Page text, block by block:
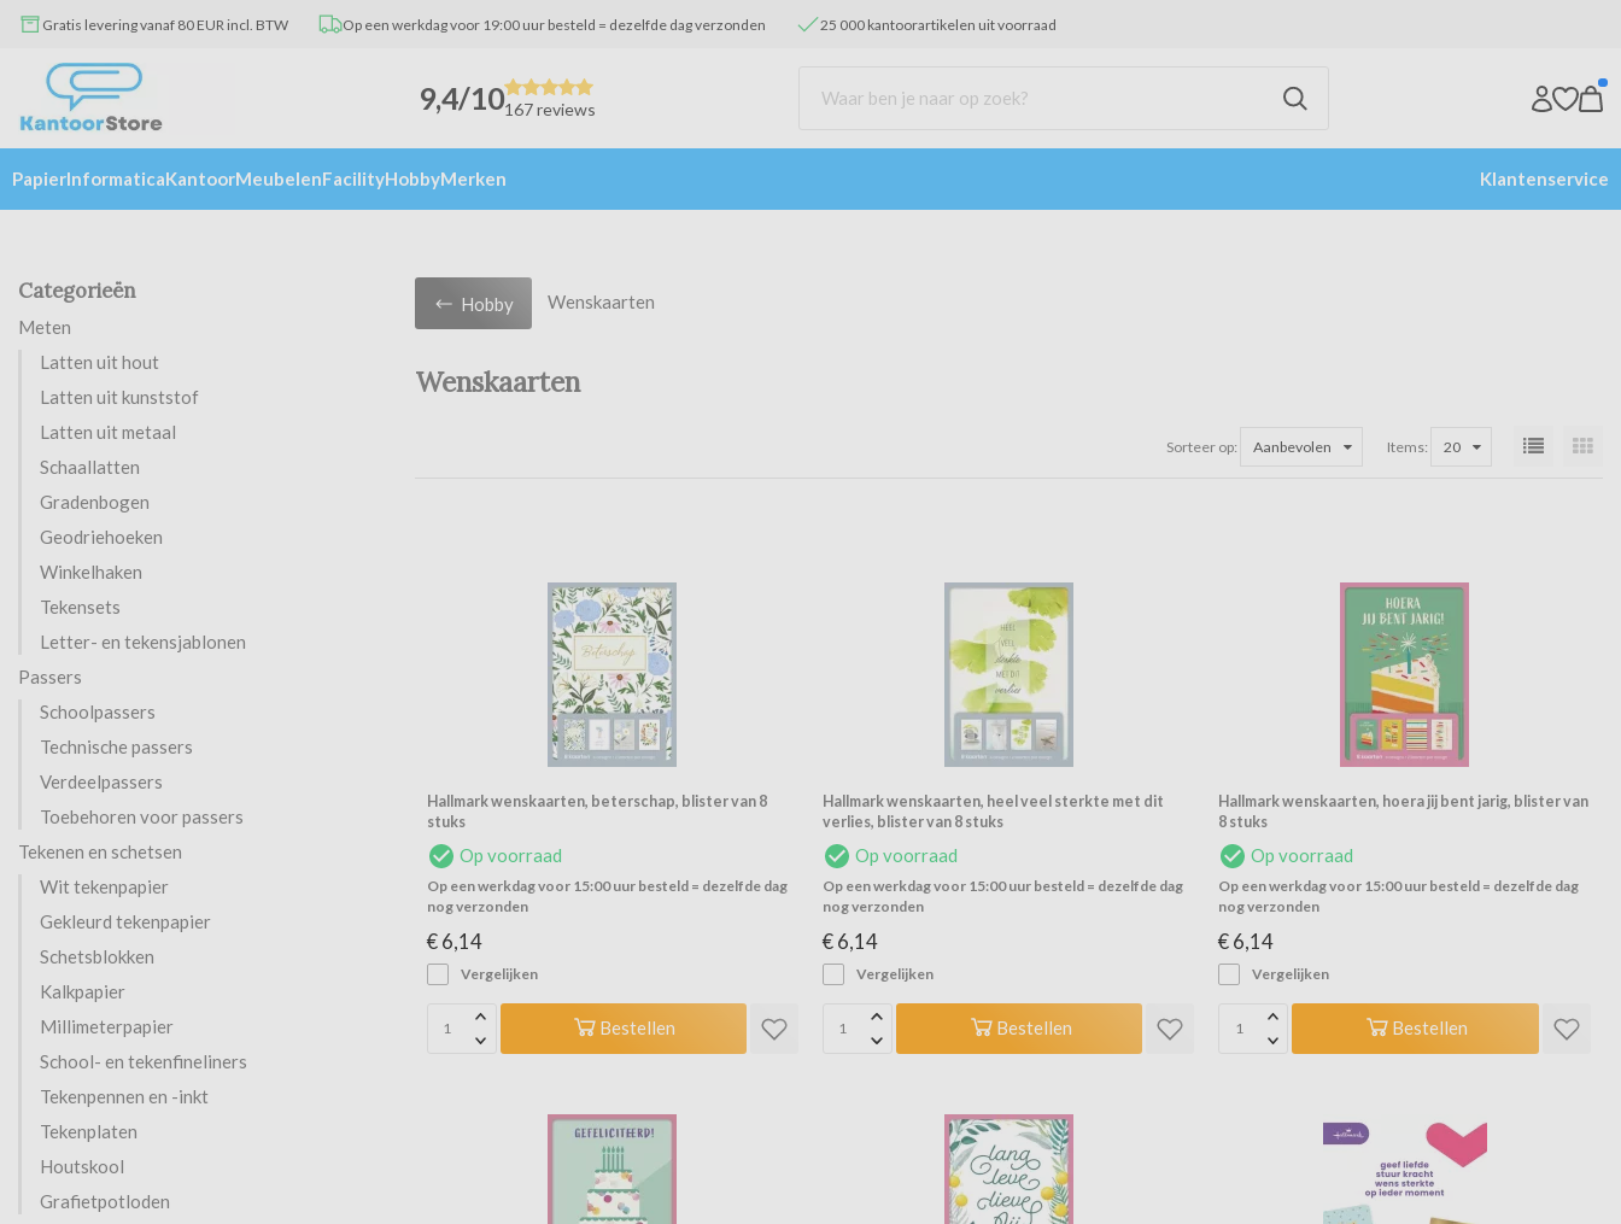
Gratis levering vanaf 80 EUR incl. BTW Op een werkdag voor 19:00 uur besteld = dezelfde dag verzonden 25 000 kantoorartikelen uit voorraad
9,4/10167 reviews
PapierInformaticaKantoorMeubelenFacilityHobbyMerken Klantenservice
Categorieën
Meten
Latten uit hout
Latten uit kunststof
Latten uit metaal
Schaallatten
Gradenbogen
Geodriehoeken
Winkelhaken
Tekensets
Letter- en tekensjablonen
Passers
Schoolpassers
Technische passers
Verdeelpassers
Toebehoren voor passers
Tekenen en schetsen
Wit tekenpapier
Gekleurd tekenpapier
Schetsblokken
Kalkpapier
Millimeterpapier
School- en tekenfineliners
Tekenpennen en -inkt
Tekenplaten
Houtskool
Grafietpotloden
Hobby Wenskaarten
Wenskaarten
Sorteer op: Aanbevolen Items: 20
Hallmark wenskaarten, beterschap, blister van 8
stuks
Op voorraad
Op een werkdag voor 15:00 uur besteld = dezelfde dag
nog verzonden
€ 6,14
Vergelijken
Bestellen
Hallmark wenskaarten, heel veel sterkte met dit
verlies, blister van 8 stuks
Op voorraad
Op een werkdag voor 15:00 uur besteld = dezelfde dag
nog verzonden
€ 6,14
Vergelijken
Bestellen
Hallmark wenskaarten, hoera jij bent jarig, blister van
8 stuks
Op voorraad
Op een werkdag voor 15:00 uur besteld = dezelfde dag
nog verzonden
€ 6,14
Vergelijken
Bestellen